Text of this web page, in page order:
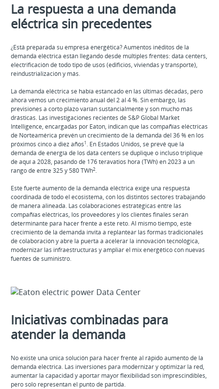
La respuesta a una demanda
eléctrica sin precedentes
¿Está preparada su empresa energética? Aumentos inéditos de la
demanda eléctrica están llegando desde múltiples frentes: data centers,
electrificación de todo tipo de usos (edificios, viviendas y transporte),
reindustrialización y más.
La demanda eléctrica se había estancado en las últimas décadas, pero
ahora vemos un crecimiento anual del 2 al 4 %. Sin embargo, las
previsiones a corto plazo varían sustancialmente y son mucho más
drásticas. Las investigaciones recientes de S&P Global Market
Intelligence, encargadas por Eaton, indican que las compañías eléctricas
de Norteamérica prevén un crecimiento de la demanda del 36 % en los
próximos cinco a diez años1. En Estados Unidos, se prevé que la
demanda de energía de los data centers se duplique o incluso triplique
de aquí a 2028, pasando de 176 teravatios hora (TWh) en 2023 a un
rango de entre 325 y 580 TWh2.
Este fuerte aumento de la demanda eléctrica exige una respuesta
coordinada de todo el ecosistema, con los distintos sectores trabajando
de manera alineada. Las colaboraciones estratégicas entre las
compañías eléctricas, los proveedores y los clientes finales serán
determinante para hacer frente a este reto. Al mismo tiempo, este
crecimiento de la demanda invita a replantear las formas tradicionales
de colaboración y abre la puerta a acelerar la innovación tecnológica,
modernizar las infraestructuras y ampliar el mix energético con nuevas
fuentes de suministro.
Iniciativas combinadas para
atender la demanda
No existe una única solución para hacer frente al rápido aumento de la
demanda eléctrica. Las inversiones para modernizar y optimizar la red,
aumentar la capacidad y aportar mayor flexibilidad son imprescindibles,
pero solo representan el punto de partida.